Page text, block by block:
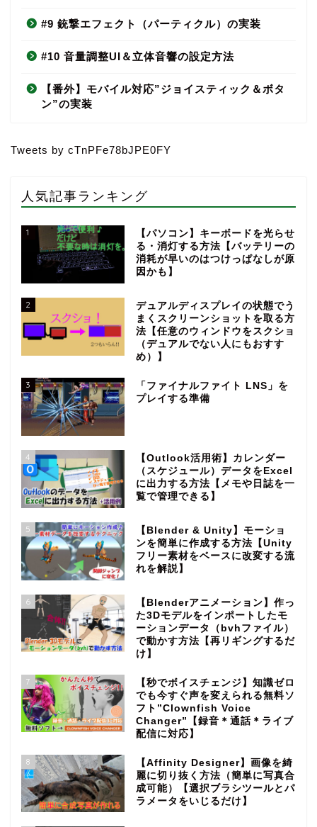
#9 銃撃エフェクト（パーティクル）の実装
#10 音量調整UI＆立体音響の設定方法
【番外】モバイル対応”ジョイスティック＆ボタ
ン”の実装
Tweets by cTnPFe78bJPE0FY
人気記事ランキング
1
【パソコン】キーボードを光らせ
る・消灯する方法【バッテリーの
消耗が早いのはつけっぱなしが原
因かも】
2
デュアルディスプレイの状態でう
まくスクリーンショットを取る方
法【任意のウィンドウをスクショ
（デュアルでない人にもおすす
め）】
3
「ファイナルファイト LNS」を
プレイする準備
4
【Outlook活用術】カレンダー
（スケジュール）データをExcel
に出力する方法【メモや日誌を一
覧で管理できる】
5
【Blender & Unity】モーショ
ンを簡単に作成する方法【Unity
フリー素材をベースに改変する流
れを解説】
6
【Blenderアニメーション】作っ
た3Dモデルをインポートしたモ
ーションデータ（bvhファイル）
で動かす方法【再リギングするだ
け】
7
【秒でボイスチェンジ】知識ゼロ
でも今すぐ声を変えられる無料ソ
フト”Clownfish Voice
Changer”【録音＊通話＊ライブ
配信に対応】
8
【Affinity Designer】画像を綺
麗に切り抜く方法（簡単に写真合
成可能）【選択ブラシツールとパ
ラメータをいじるだけ】